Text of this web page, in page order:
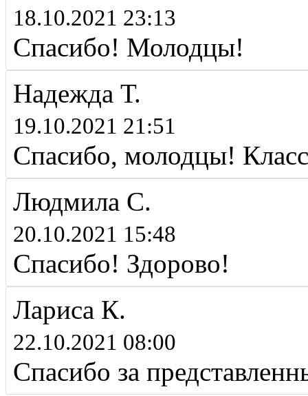
18.10.2021 23:13
Спасибо! Молодцы!
Надежда Т.
19.10.2021 21:51
Спасибо, молодцы!
Людмила С.
20.10.2021 15:48
Спасибо! Здорово!
Лариса К.
22.10.2021 08:00
Спасибо за